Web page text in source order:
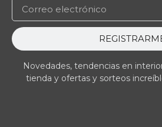
Novedades, tendencias en
tienda y ofertas y sorteos